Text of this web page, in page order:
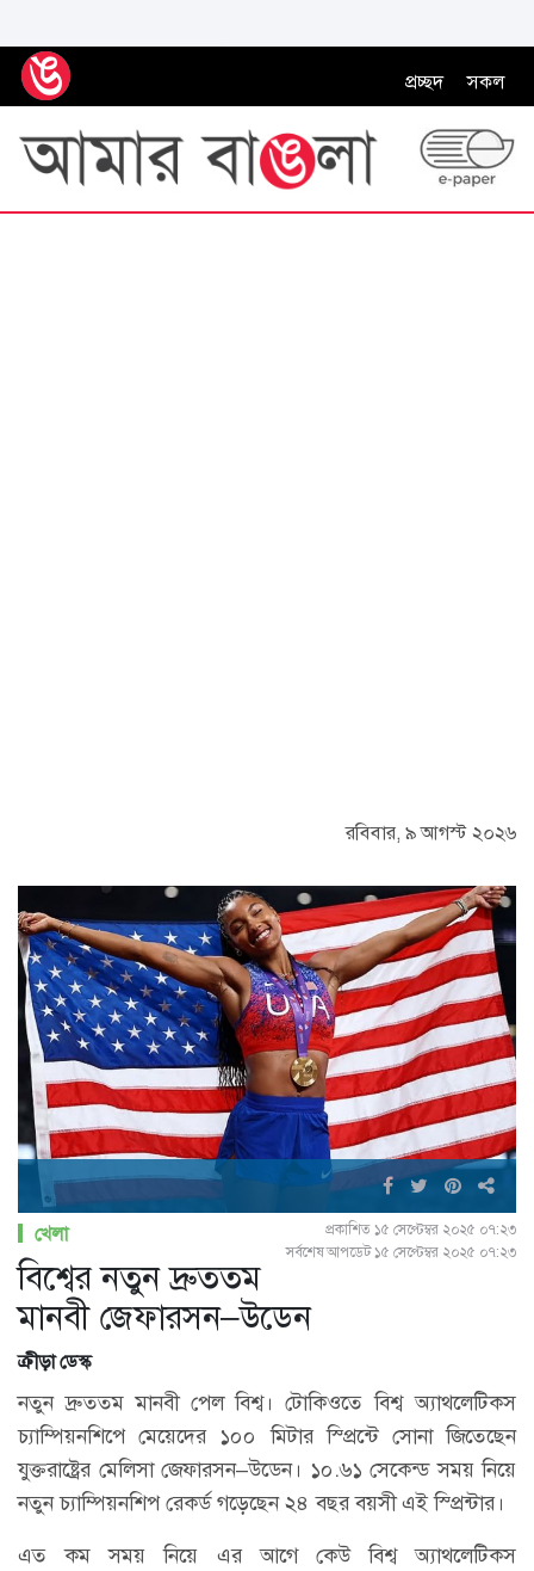
প্রচ্ছদ সকল
রবিবার, ৯ আগস্ট ২০২৬
খেলা
প্রকাশিত ১৫ সেপ্টেম্বর ২০২৫ ০৭:২৩
সর্বশেষ আপডেট ১৫ সেপ্টেম্বর ২০২৫ ০৭:২৩
বিশ্বের নতুন দ্রুততম
মানবী জেফারসন–উডেন
ক্রীড়া ডেস্ক
নতুন দ্রুততম মানবী পেল বিশ্ব। টোকিওতে বিশ্ব অ্যাথলেটিকস
চ্যাম্পিয়নশিপে মেয়েদের ১০০ মিটার স্প্রিন্টে সোনা জিতেছেন
যুক্তরাষ্ট্রের মেলিসা জেফারসন–উডেন। ১০.৬১ সেকেন্ড সময় নিয়ে
নতুন চ্যাম্পিয়নশিপ রেকর্ড গড়েছেন ২৪ বছর বয়সী এই স্প্রিন্টার।
এত কম সময় নিয়ে এর আগে কেউ বিশ্ব অ্যাথলেটিকস